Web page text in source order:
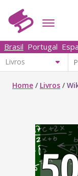
Brasil Portugal
Home / Livros /